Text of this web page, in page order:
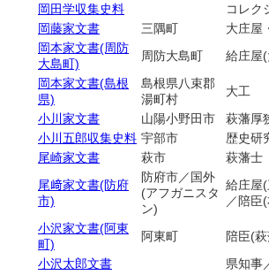
岡田学収集史料
コレク
岡藤家文書
三隅町
大庄屋
岡本家文書(周防
大島町)
周防大島町
給庄屋
岡本家文書(島根
県)
島根県八束郡
湯町村
大工
小川家文書
山陽小野田市
萩藩厚
小川五郎収集史料 宇部市
歴史研
尾崎家文書
萩市
萩藩士
尾﨑家文書(防府
市)
防府市／国外
(アフガニスタ
ン)
給庄屋
／陪臣
小沢家文書(阿東
町)
阿東町
陪臣(
小沢太郎文書
県知事